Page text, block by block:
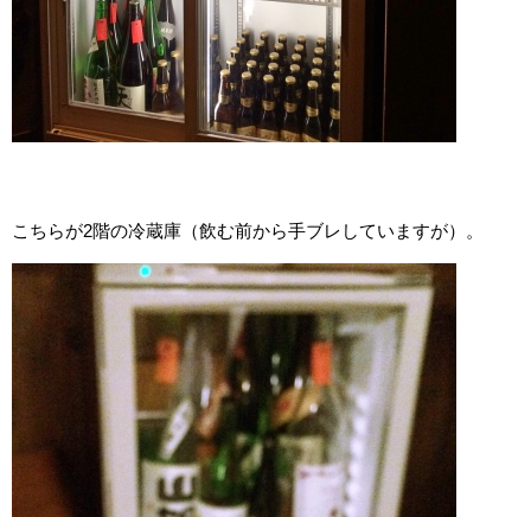
こちらが2階の冷蔵庫（飲む前から手ブレしていますが）。